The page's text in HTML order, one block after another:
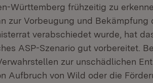
Württemberg frühzeitig zu
zur Vorbeugung und Bekämpfung
verabschiedet wurde, hat
ASP-Szenario gut vorbereitet.
zur unschädlichen
Aufbruch von Wild oder die